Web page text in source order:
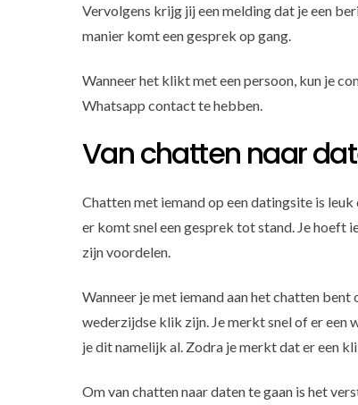
Vervolgens krijg jij een melding dat je een
manier komt een gesprek op gang.
Wanneer het klikt met een persoon, kun je
Whatsapp contact te hebben.
Van chatten naar
Chatten met iemand op een datingsite is
er komt snel een gesprek tot stand. Je hoeft
zijn voordelen.
Wanneer je met iemand aan het chatten
wederzijdse klik zijn. Je merkt snel of er een
je dit namelijk al. Zodra je merkt dat er een
Om van chatten naar daten te gaan is het